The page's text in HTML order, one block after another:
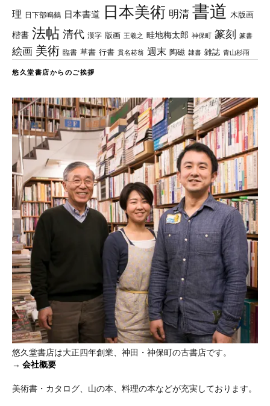
理 日下部鳴鶴 日本書道 日本美術 明清 書道 木版画
楷書 法帖 清代 漢字 版画 王羲之 畦地梅太郎 神保町 篆刻 篆書
絵画 美術 臨書 草書 行書 貫名菘翁 週末 陶磁 隷書 雑誌 青山杉雨
悠久堂書店からのご挨拶
悠久堂書店は大正四年創業、神田・神保町の古書店です。
→ 会社概要
美術書・カタログ、山の本、料理の本などが充実しております。